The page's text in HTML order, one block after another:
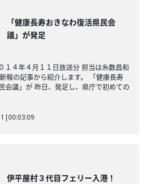
「健康長寿おきなわ復活県民会
議」が発足
１４年４月１１日放送分 担当は糸数昌和
報の記事から紹介します。 「健康長寿
会議」が 昨日、発足し、県庁で初めての
|00:03:09
伊平屋村３代目フェリー入港！